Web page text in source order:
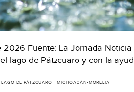
2026 Fuente: La Jornada
lago de Pátzcuaro y con la
LAGO DE PÁTZCUARO MICHOACÁN-MORELIA